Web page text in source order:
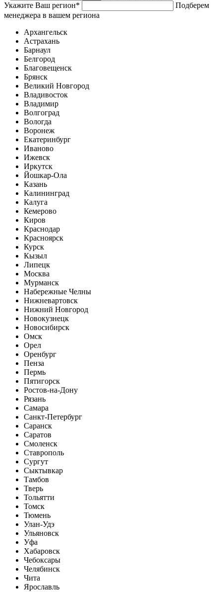
Укажите Ваш регион*
Подберем
менеджера в вашем региона
Архангельск
Астрахань
Барнаул
Белгород
Благовещенск
Брянск
Великий Новгород
Владивосток
Владимир
Волгоград
Вологда
Воронеж
Екатеринбург
Иваново
Ижевск
Иркутск
Йошкар-Ола
Казань
Калининград
Калуга
Кемерово
Киров
Краснодар
Красноярск
Курск
Кызыл
Липецк
Москва
Мурманск
Набережные Челны
Нижневартовск
Нижний Новгород
Новокузнецк
Новосибирск
Омск
Орел
Оренбург
Пенза
Пермь
Пятигорск
Ростов-на-Дону
Рязань
Самара
Санкт-Петербург
Саранск
Саратов
Смоленск
Ставрополь
Сургут
Сыктывкар
Тамбов
Тверь
Тольятти
Томск
Тюмень
Улан-Удэ
Ульяновск
Уфа
Хабаровск
Чебоксары
Челябинск
Чита
Ярославль